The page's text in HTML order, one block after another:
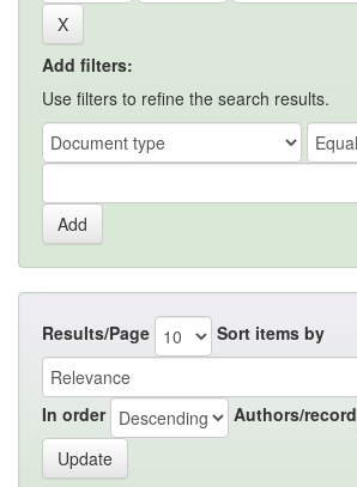
Add filters:
Use filters to refine the search results.
Results/Page Sort items by
In order Authors/record